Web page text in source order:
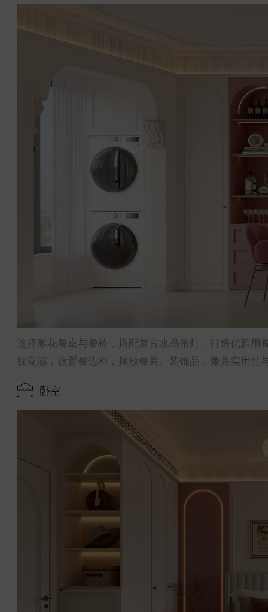
选择雕花餐桌与餐椅，搭配复古水晶吊灯，打造优雅
视觉感；设置餐边柜，摆放餐具、装饰品，兼具实用性
卧室